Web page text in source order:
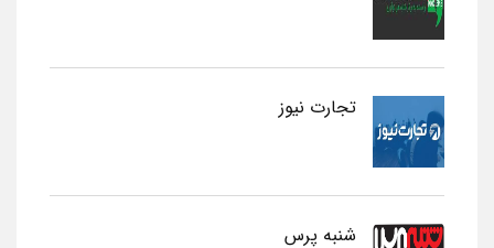
تجارت نیوز
شنبه پرس